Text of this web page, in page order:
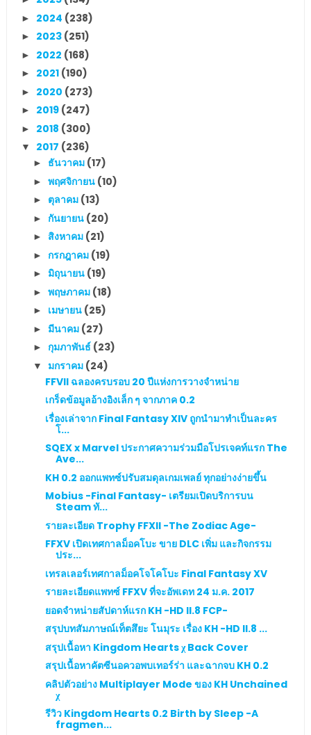
► 2024 (238)
► 2023 (251)
► 2022 (168)
► 2021 (190)
► 2020 (273)
► 2019 (247)
► 2018 (300)
▼ 2017 (236)
► ธันวาคม (17)
► พฤศจิกายน (10)
► ตุลาคม (13)
► กันยายน (20)
► สิงหาคม (21)
► กรกฎาคม (19)
► มิถุนายน (19)
► พฤษภาคม (18)
► เมษายน (25)
► มีนาคม (27)
► กุมภาพันธ์ (23)
▼ มกราคม (24)
FFVII ฉลองครบรอบ 20 ปีแห่งการวางจำหน่าย
เกร็ดข้อมูลอ้างอิงเล็ก ๆ จากภาค 0.2
เรื่องเล่าจาก Final Fantasy XIV ถูกนำมาทำเป็นละคร
โ...
SQEX x Marvel ประกาศความร่วมมือโปรเจคท์แรก The
Ave...
KH 0.2 ออกแพทซ์ปรับสมดุลเกมเพลย์ ทุกอย่างง่ายขึ้น
Mobius -Final Fantasy- เตรียมเปิดบริการบน
Steam ทั...
รายละเอียด Trophy FFXII -The Zodiac Age-
FFXV เปิดเทศกาลม็อคโบะ ขาย DLC เพิ่ม และกิจกรรม
ประ...
เทรลเลอร์เทศกาลม็อคโจโคโบะ Final Fantasy XV
รายละเอียดแพทซ์ FFXV ที่จะอัพเดท 24 ม.ค. 2017
ยอดจำหน่ายสัปดาห์แรก KH -HD II.8 FCP-
สรุปบทสัมภาษณ์เท็ตสึยะ โนมุระ เรื่อง KH -HD II.8 ...
สรุปเนื้อหา Kingdom Hearts χ Back Cover
สรุปเนื้อหาคัตซีนอควอพบเทอร์ร่า และฉากจบ KH 0.2
คลิปตัวอย่าง Multiplayer Mode ของ KH Unchained
χ
รีวิว Kingdom Hearts 0.2 Birth by Sleep -A
fragmen...